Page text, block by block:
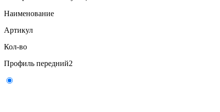
Наименование
Артикул
Кол-во
Профиль передний2